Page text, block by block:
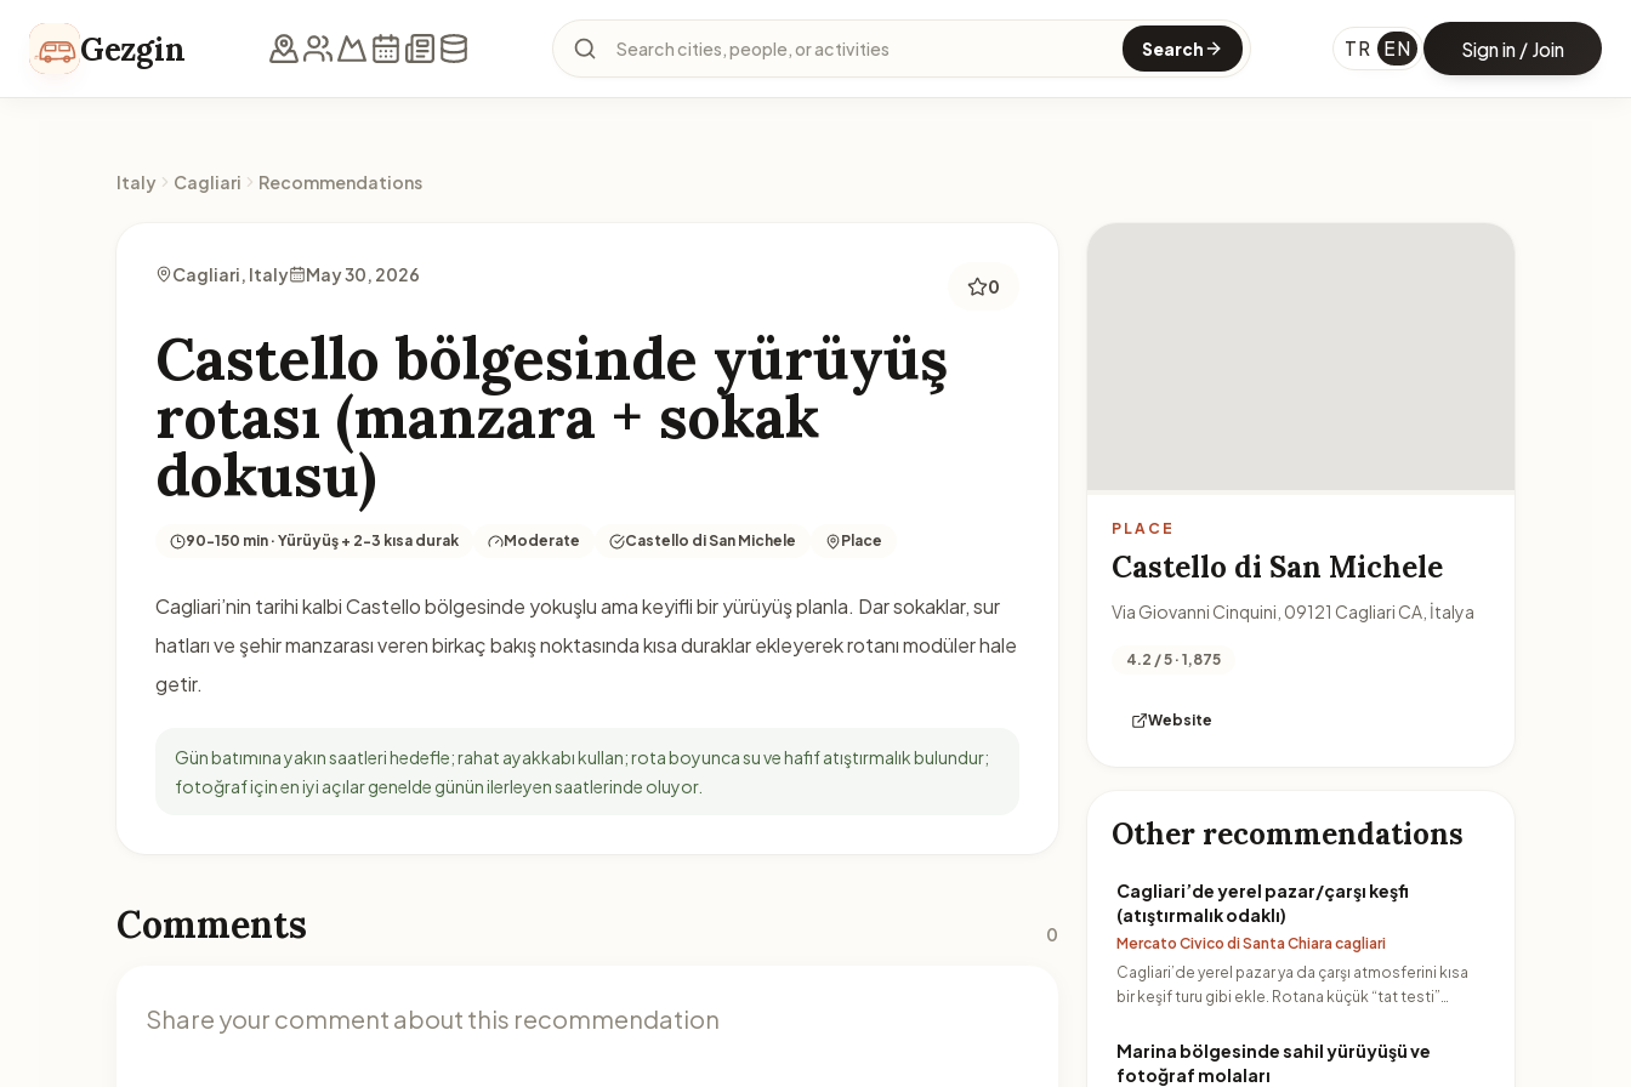
Gezgin Search cities, people, or activities Search TR EN Sign in / Join
Italy Cagliari Recommendations
Cagliari, Italy May 30, 2026
0
Castello bölgesinde yürüyüş
rotası (manzara + sokak
dokusu)
90-150 min · Yürüyüş + 2-3 kısa durak Moderate Castello di San Michele Place
Cagliari’nin tarihi kalbi Castello bölgesinde yokuşlu ama keyifli bir yürüyüş planla. Dar sokaklar, sur
hatları ve şehir manzarası veren birkaç bakış noktasında kısa duraklar ekleyerek rotanı modüler hale
getir.
Gün batımına yakın saatleri hedefle; rahat ayakkabı kullan; rota boyunca su ve hafif atıştırmalık bulundur;
fotoğraf için en iyi açılar genelde günün ilerleyen saatlerinde oluyor.
Comments 0
PLACE
Castello di San Michele
Via Giovanni Cinquini, 09121 Cagliari CA, İtalya
4.2 / 5 · 1,875
Website
Other recommendations
Cagliari’de yerel pazar/çarşı keşfi
(atıştırmalık odaklı)
Mercato Civico di Santa Chiara cagliari
Cagliari’de yerel pazar ya da çarşı atmosferini kısa
bir keşif turu gibi ekle. Rotana küçük “tat testi”
Marina bölgesinde sahil yürüyüşü ve
fotoğraf molaları